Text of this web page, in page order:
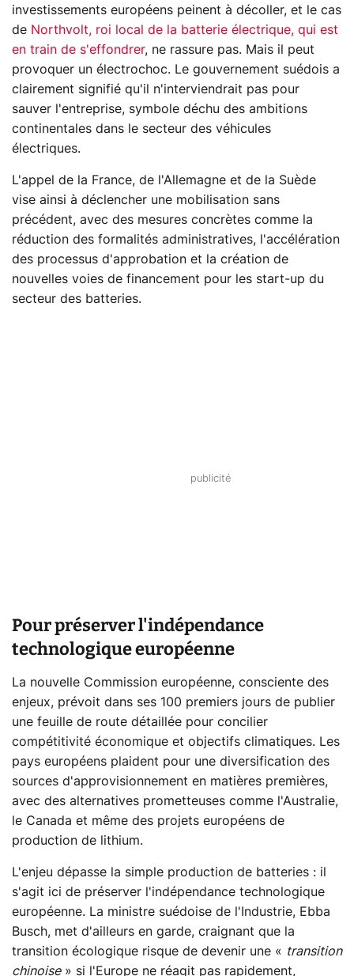
investissements européens peinent à décoller, et le cas
de Northvolt, roi local de la batterie électrique, qui est
en train de s'effondrer, ne rassure pas. Mais il peut
provoquer un électrochoc. Le gouvernement suédois a
clairement signifié qu'il n'interviendrait pas pour
sauver l'entreprise, symbole déchu des ambitions
continentales dans le secteur des véhicules
électriques.
L'appel de la France, de l'Allemagne et de la Suède
vise ainsi à déclencher une mobilisation sans
précédent, avec des mesures concrètes comme la
réduction des formalités administratives, l'accélération
des processus d'approbation et la création de
nouvelles voies de financement pour les start-up du
secteur des batteries.
Pour préserver l'indépendance
technologique européenne
La nouvelle Commission européenne, consciente des
enjeux, prévoit dans ses 100 premiers jours de publier
une feuille de route détaillée pour concilier
compétitivité économique et objectifs climatiques. Les
pays européens plaident pour une diversification des
sources d'approvisionnement en matières premières,
avec des alternatives prometteuses comme l'Australie,
le Canada et même des projets européens de
production de lithium.
L'enjeu dépasse la simple production de batteries : il
s'agit ici de préserver l'indépendance technologique
européenne. La ministre suédoise de l'Industrie, Ebba
Busch, met d'ailleurs en garde, craignant que la
transition écologique risque de devenir une « transition
chinoise» si l'Europe ne réagit pas rapidement,